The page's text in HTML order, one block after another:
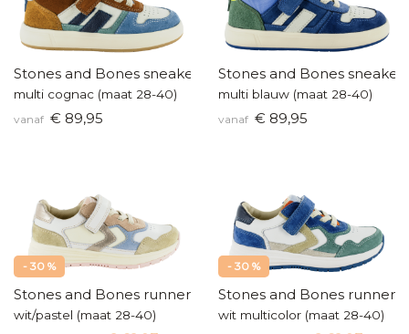
Stones and Bones sneakers
multi cognac (maat 28-40)
vanaf € 89,95
Stones and Bones sneakers
multi blauw (maat 28-40)
vanaf € 89,95
- 30 %
Stones and Bones runners
wit/pastel (maat 28-40)
- 30 %
Stones and Bones runners
wit multicolor (maat 28-40)